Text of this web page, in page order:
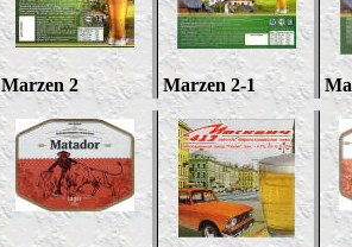
Marzen 2 Marzen 2-1